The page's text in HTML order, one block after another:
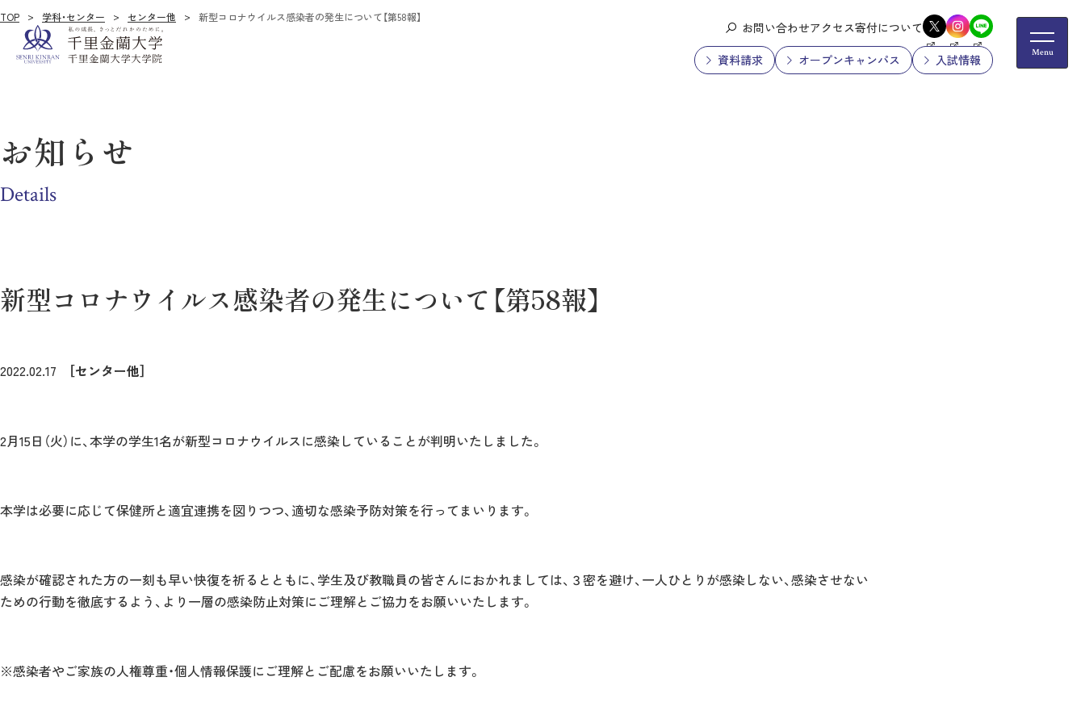
お問い合わせアクセス寄付について
資料請求 オープンキャンパス 入試情報
TOP 学科・センター センター他 新型コロナウイルス感染者の発生について【第58報】
お知らせ
Details
新型コロナウイルス感染者の発生について【第58報】
2022.02.17 ［センター他］
2月15日（火）に、本学の学生1名が新型コロナウイルスに感染していることが判明いたしました。
本学は必要に応じて保健所と適宜連携を図りつつ、適切な感染予防対策を行ってまいります。
感染が確認された方の一刻も早い快復を祈るとともに、学生及び教職員の皆さんにおかれましては、３密を避け、一人ひとりが感染しない、感染させない
ための行動を徹底するよう、より一層の感染防止対策にご理解とご協力をお願いいたします。
※感染者やご家族の人権尊重・個人情報保護にご理解とご配慮をお願いいたします。